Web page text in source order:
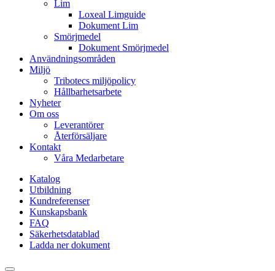
Lim
Loxeal Limguide
Dokument Lim
Smörjmedel
Dokument Smörjmedel
Användningsområden
Miljö
Tribotecs miljöpolicy
Hållbarhetsarbete
Nyheter
Om oss
Leverantörer
Återförsäljare
Kontakt
Våra Medarbetare
Katalog
Utbildning
Kundreferenser
Kunskapsbank
FAQ
Säkerhetsdatablad
Ladda ner dokument